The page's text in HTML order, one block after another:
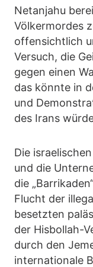
Netanjahu
Völkermordes
offensichtlich
Versuch, die
gegen einen
das könnte in
und
des Irans
Die
und die
die
Flucht der
besetzten
der Hisbollah-
durch den
internationale